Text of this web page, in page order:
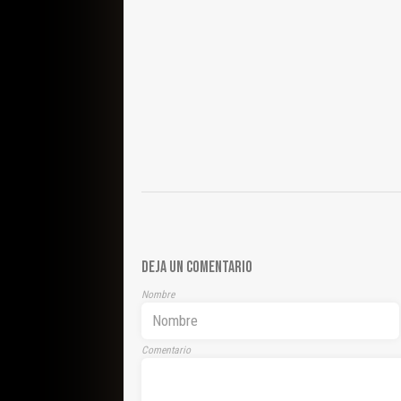
DEJA UN COMENTARIO
Nombre
Comentario